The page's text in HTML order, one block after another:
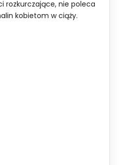
rozkurczające, nie poleca
kobietom w ciąży.